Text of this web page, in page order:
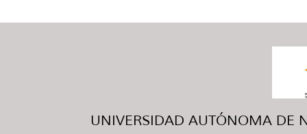
UNIVERSIDAD AUTÓNOMA DE